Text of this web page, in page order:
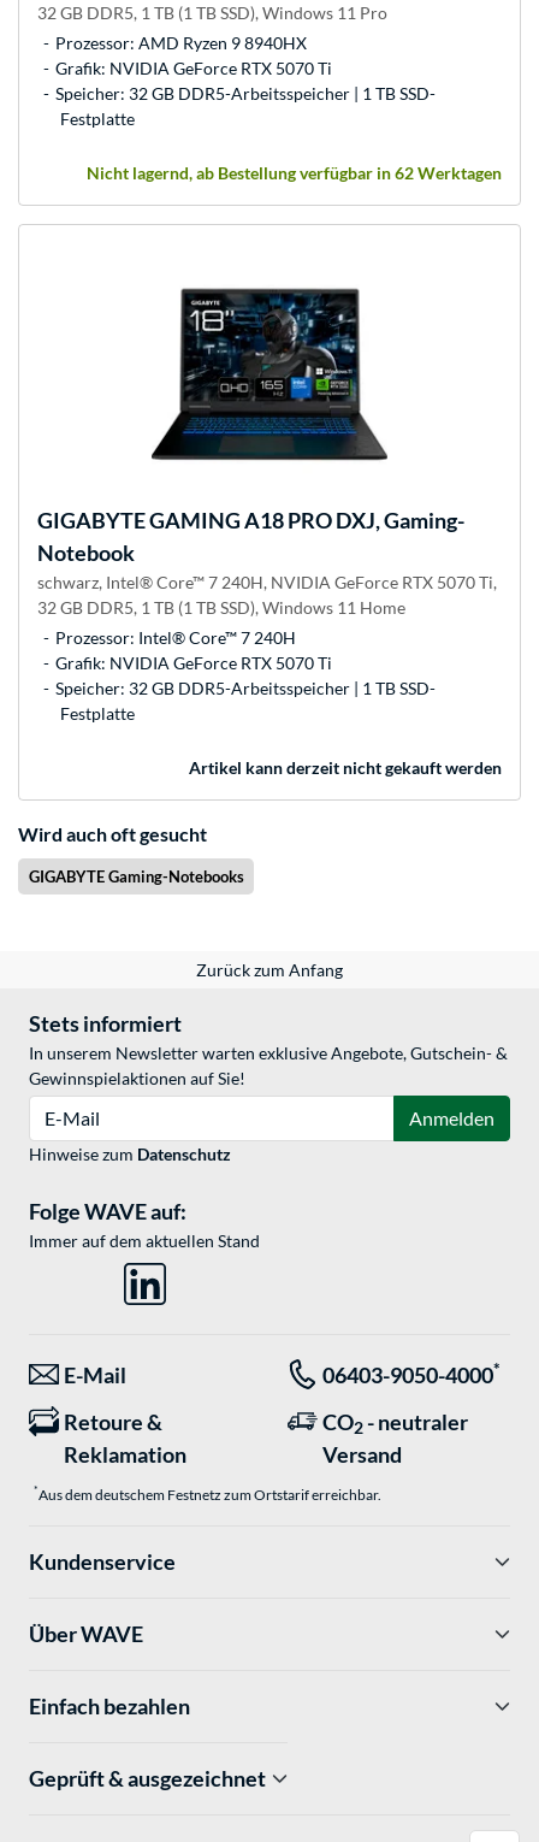
32 GB DDR5, 1 TB (1 TB SSD), Windows 11 Pro
Prozessor: AMD Ryzen 9 8940HX
Grafik: NVIDIA GeForce RTX 5070 Ti
Speicher: 32 GB DDR5-Arbeitsspeicher | 1 TB SSD-
Festplatte
Nicht lagernd, ab Bestellung verfügbar in 62 Werktagen
GIGABYTEGAMING A18 PRO DXJ, Gaming-
Notebook
schwarz, Intel® Core™ 7 240H, NVIDIA GeForce RTX 5070 Ti,
32 GB DDR5, 1 TB (1 TB SSD), Windows 11 Home
Prozessor: Intel® Core™ 7 240H
Grafik: NVIDIA GeForce RTX 5070 Ti
Speicher: 32 GB DDR5-Arbeitsspeicher | 1 TB SSD-
Festplatte
Artikel kann derzeit nicht gekauft werden
Wird auch oft gesucht
GIGABYTE Gaming-Notebooks
Zurück zum Anfang
Stets informiert
In unserem Newsletter warten exklusive Angebote, Gutschein- &
Gewinnspielaktionen auf Sie!
Anmelden
Hinweise zum Datenschutz
Folge WAVE auf:
Immer auf dem aktuellen Stand
E-Mail 06403-9050-4000*
Retoure &
Reklamation
CO2 - neutraler
Versand
*Aus dem deutschem Festnetz zum Ortstarif erreichbar.
Kundenservice
Über WAVE
Einfach bezahlen
Geprüft & ausgezeichnet